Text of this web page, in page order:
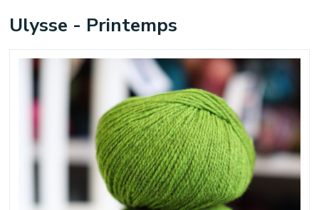
Ulysse - Printemps